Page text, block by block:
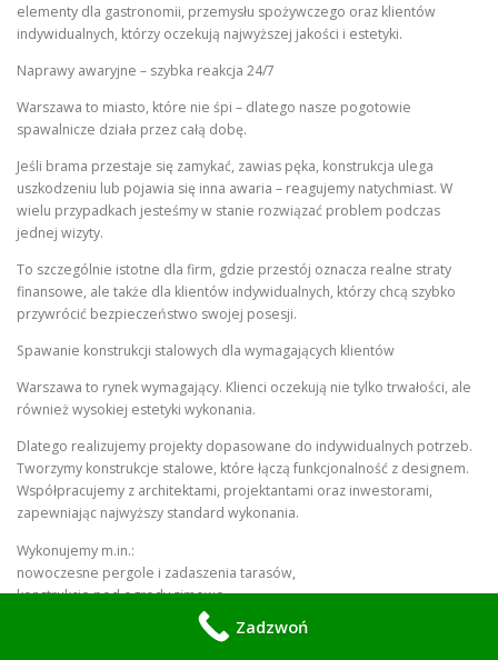
elementy dla gastronomii, przemysłu spożywczego oraz klientów
indywidualnych, którzy oczekują najwyższej jakości i estetyki.
Naprawy awaryjne – szybka reakcja 24/7
Warszawa to miasto, które nie śpi – dlatego nasze pogotowie
spawalnicze działa przez całą dobę.
Jeśli brama przestaje się zamykać, zawias pęka, konstrukcja ulega
uszkodzeniu lub pojawia się inna awaria – reagujemy natychmiast. W
wielu przypadkach jesteśmy w stanie rozwiązać problem podczas
jednej wizyty.
To szczególnie istotne dla firm, gdzie przestój oznacza realne straty
finansowe, ale także dla klientów indywidualnych, którzy chcą szybko
przywrócić bezpieczeństwo swojej posesji.
Spawanie konstrukcji stalowych dla wymagających klientów
Warszawa to rynek wymagający. Klienci oczekują nie tylko trwałości, ale
również wysokiej estetyki wykonania.
Dlatego realizujemy projekty dopasowane do indywidualnych potrzeb.
Tworzymy konstrukcje stalowe, które łączą funkcjonalność z designem.
Współpracujemy z architektami, projektantami oraz inwestorami,
zapewniając najwyższy standard wykonania.
Wykonujemy m.in.:
nowoczesne pergole i zadaszenia tarasów,
konstrukcje pod ogrody zimowe,
elementy dekoracyjne ze stali,
niestandardowe realizacje na zamówienie.
Zadzwoń